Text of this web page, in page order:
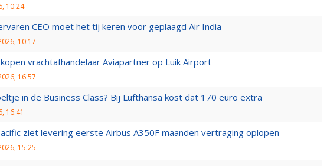
10:24
CEO moet het tij keren voor geplaagd Air India
10:17
kopen vrachtafhandelaar Aviapartner op Luik Airport
16:57
in de Business Class? Bij Lufthansa kost dat 170 euro extra
16:41
ziet levering eerste Airbus A350F maanden vertraging oplopen
15:25